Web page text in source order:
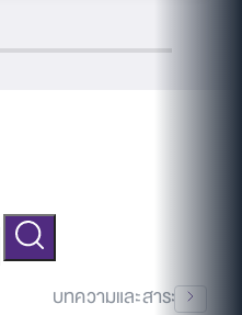
บทความและสาระน่ารู้